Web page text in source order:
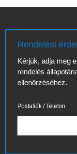
Rendelési
Kérjük, adja meg
rendelés
ellenőrzéséhez.
Postafiók / Telefon